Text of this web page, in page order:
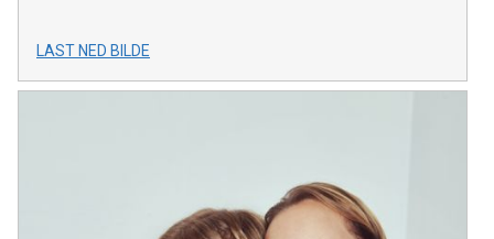
LAST NED BILDE